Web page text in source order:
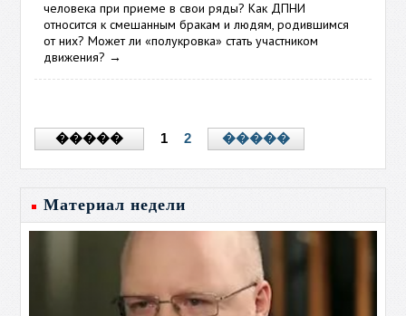
человека при приеме в свои ряды? Как ДПНИ
относится к смешанным бракам и людям, родившимся
от них? Может ли «полукровка» стать участником
движения? →
����� 1 2 �����
Материал недели